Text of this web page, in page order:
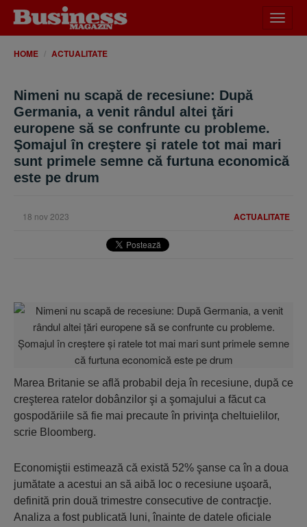
meniu
HOME ACTUALITATE
Nimeni nu scapă de recesiune: După
Germania, a venit rândul altei ţări
europene să se confrunte cu probleme.
Şomajul în creştere şi ratele tot mai mari
sunt primele semne că furtuna economică
este pe drum
ACTUALITATE
18 nov 2023
Marea Britanie se află probabil deja în recesiune, după ce
creşterea ratelor dobânzilor şi a şomajului a făcut ca
gospodăriile să fie mai precaute în privinţa cheltuielilor,
scrie Bloomberg.
Economiştii estimează că există 52% şanse ca în a doua
jumătate a acestui an să aibă loc o recesiune uşoară,
definită prin două trimestre consecutive de contracţie.
Analiza a fost publicată luni, înainte de datele oficiale